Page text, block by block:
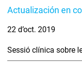
Actualización en
22 d’oct. 2019
Sessió clínica sobre